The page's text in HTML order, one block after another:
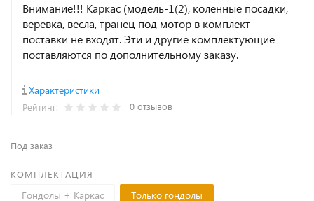
Внимание!!! Каркас (модель-1(2), коленные посадки,
веревка, весла, транец под мотор в комплект
поставки не входят. Эти и другие комплектующие
поставляются по дополнительному заказу.
Характеристики
Рейтинг: 0 отзывов
Под заказ
КОМПЛЕКТАЦИЯ
Гондолы + Каркас Только гондолы